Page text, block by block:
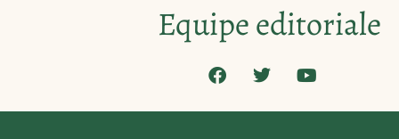
Equipe editoriale